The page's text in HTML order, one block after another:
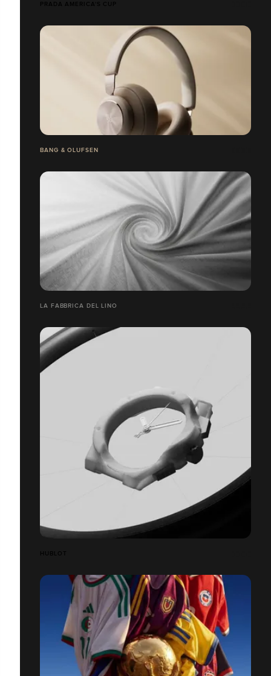
PRADA AMERICA'S CUP
BANG & OLUFSEN
LA FABBRICA DEL LINO
HUBLOT